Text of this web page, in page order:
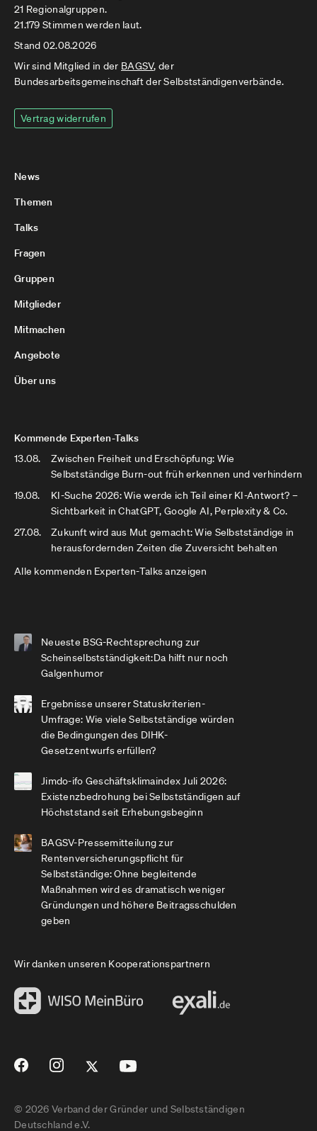
21 Regionalgruppen.
21.179 Stimmen werden laut.
Stand 02.08.2026
Wir sind Mitglied in der BAGSV, der
Bundesarbeitsgemeinschaft der Selbstständigenverbände.
Vertrag widerrufen
News
Themen
Talks
Fragen
Gruppen
Mitglieder
Mitmachen
Angebote
Über uns
Kommende Experten-Talks
13.08.
Zwischen Freiheit und Erschöpfung: Wie
Selbstständige Burn-out früh erkennen und verhindern
19.08.
KI-Suche 2026: Wie werde ich Teil einer KI-Antwort? –
Sichtbarkeit in ChatGPT, Google AI, Perplexity & Co.
27.08.
Zukunft wird aus Mut gemacht: Wie Selbstständige in
herausfordernden Zeiten die Zuversicht behalten
Alle kommenden Experten-Talks anzeigen
Neueste BSG-Rechtsprechung zur
Scheinselbstständigkeit:Da hilft nur noch
Galgenhumor
Ergebnisse unserer Statuskriterien-
Umfrage: Wie viele Selbstständige würden
die Bedingungen des DIHK-
Gesetzentwurfs erfüllen?
Jimdo-ifo Geschäftsklimaindex Juli 2026:
Existenzbedrohung bei Selbstständigen auf
Höchststand seit Erhebungsbeginn
BAGSV-Pressemitteilung zur
Rentenversicherungspflicht für
Selbstständige: Ohne begleitende
Maßnahmen wird es dramatisch weniger
Gründungen und höhere Beitragsschulden
geben
Wir danken unseren Kooperationspartnern
© 2026 Verband der Gründer und Selbstständigen
Deutschland e.V.